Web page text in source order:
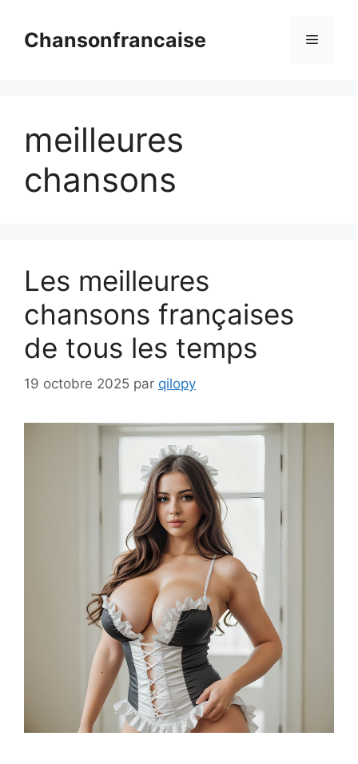
contenuChansonfrancaise Menu
meilleures
chansons
Les meilleures
chansons françaises
de tous les temps
19 octobre 2025 par qilopy